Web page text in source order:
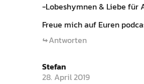
-Lobeshymnen & Liebe für
Freue mich auf Euren
Antworten
Stefan
28. April 2019